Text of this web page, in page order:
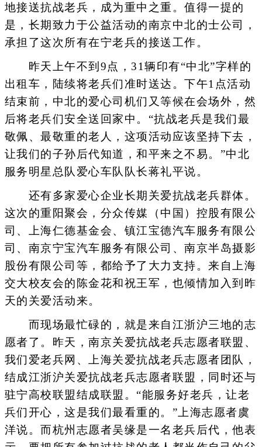
地接送抗战老兵，成为重中之重。值得一提的
是，长期致力于公益活动的南京中北的士公司，
承担了这次所有在宁老兵的接送工作。
昨天上午不到9点，31辆印有“中北”字样的
出租车，陆续将老兵们准时送达。下午1点活动
结束前，中北的爱心司机们又等候在会场外，然
后将老兵们安全送回家中。“抗战老兵是我们最
敬佩、最敬重的老人，这项活动应该坚持下去，
让我们的子孙后代知道，和平来之不易。”中北
服务明星总队爱心车队队长蒋礼平说。
还有多家爱心企业长期关爱抗战老兵群体。
这次的重阳聚会，分众传媒（中国）控股有限公
司、上海仁德基金会、镇江宝德汽车服务有限公
司、南京宁宝汽车服务有限公司、南京半岛摄影
股份有限公司等，都给予了大力支持。来自上海
交大校友会的陈金花和祝王军，也倾情加入到昨
天的关爱活动来。
而现场最忙碌的，就是来自江浙沪三地的志
愿者了。昨天，南京关爱抗战老兵志愿者联盟、
我们爱老兵网、上海关爱抗战老兵志愿者团队，
结成江浙沪关爱抗战老兵志愿者联盟，同时还与
驻宁高校联盟结成联盟。“能服务好老兵，让老
兵们开心，这是我们最看重的。”上海志愿者虞
洋说。而杭州志愿者吴缘是一名老兵后代，他表